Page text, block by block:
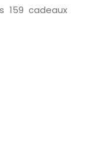
159 cadeaux